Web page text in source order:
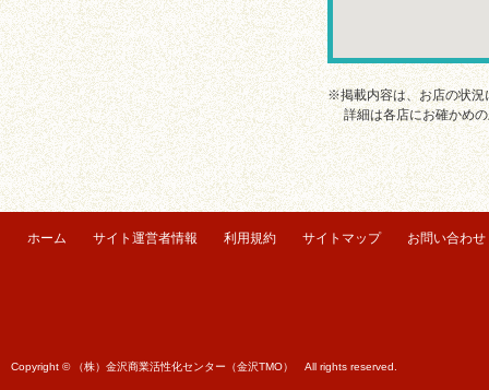
※掲載内容は、お店の状況
詳細は各店にお確かめの
ホーム サイト運営者情報 利用規約 サイトマップ お問い合わせ
Copyright © （株）金沢商業活性化センター（金沢TMO） All rights reserved.